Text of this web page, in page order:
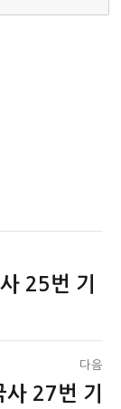
25번 기
다음
27번 기